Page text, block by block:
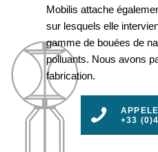
Mobilis attache
sur lesquels elle
gamme de bouées de
polluants. Nous avons
fabrication.
+33